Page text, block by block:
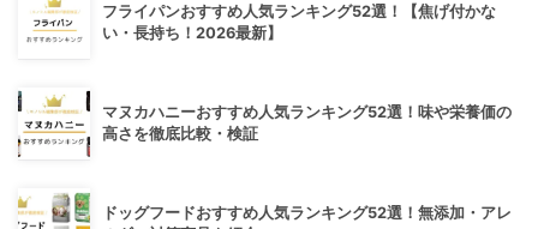
フライパンおすすめ人気ランキング52選！【焦げ付かな
い・長持ち！2026最新】
マヌカハニーおすすめ人気ランキング52選！味や栄養価の
高さを徹底比較・検証
ドッグフードおすすめ人気ランキング52選！無添加・アレ